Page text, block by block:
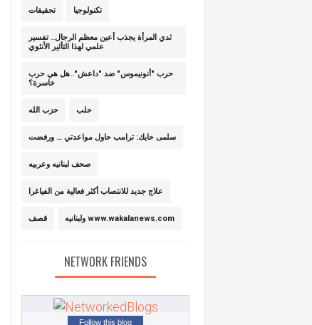
تحقيقات تكنولوجيا
ثدي المرأة يجذب أعين معظم الرجال.. تفسير
علمي لهذا التأثير الأنثوي
حرب "أنونيموس" ضد "داعش"..هل هي حرب
خاسرة؟
حزب الله حلب
سلمى حايك: ترامب حاول مواعدتي … ورفضت
صحف لبنانيه وعربيه
علاج جديد للانتصاب أكثر فعالية من الفياغرا
قصف ولبنانيه www.wakalanews.com
NETWORK FRIENDS
Follow this blog